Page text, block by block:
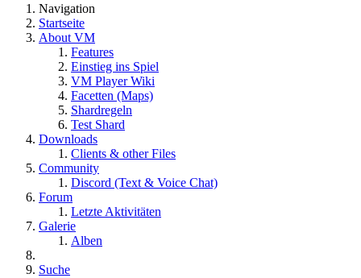
Navigation
Startseite
About VM
Features
Einstieg ins Spiel
VM Player Wiki
Facetten (Maps)
Shardregeln
Test Shard
Downloads
Clients & other Files
Community
Discord (Text & Voice Chat)
Forum
Letzte Aktivitäten
Galerie
Alben
Suche